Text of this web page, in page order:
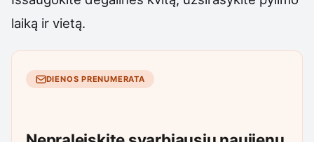
laiką ir vietą.
DIENOS PRENUMERATA